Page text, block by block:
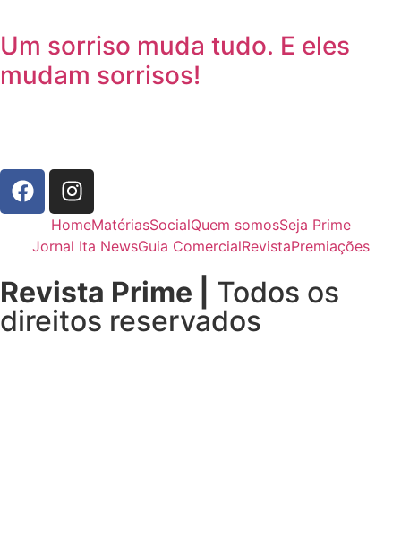
Um sorriso muda tudo. E eles
mudam sorrisos!
HomeMatériasSocialQuem somosSeja Prime
Jornal Ita NewsGuia ComercialRevistaPremiações
Revista Prime |
Todos os
direitos reservados